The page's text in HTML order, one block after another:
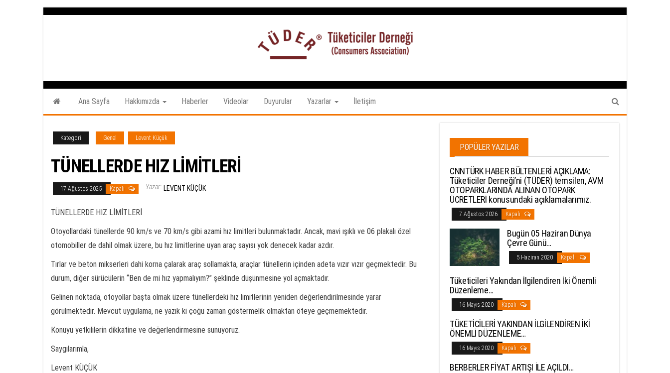
İçeriğe
Tüketiciler
Derneği
tuketicilerdernegi.org.tr
Ana Sayfa Hakkımızda Haberler Videolar Duyurular Yazarlar İletişim
Kategori Genel Levent Küçük
TÜNELLERDE HIZ LİMİTLERİ
17 Ağustos 2025 Kapalı Yazar: LEVENT KÜÇÜK
TÜNELLERDE HIZ LİMİTLERİ
Otoyollardaki tünellerde 90 km/s ve 70 km/s gibi azami hız limitleri bulunmaktadır. Ancak, mavi ışıklı ve 06 plakalı özel
otomobiller de dahil olmak üzere, bu hız limitlerine uyan araç sayısı yok denecek kadar azdır.
Tırlar ve beton mikserleri dahi korna çalarak araç sollamakta, araçlar tünellerin içinden adeta vızır vızır geçmektedir. Bu
durum, diğer sürücülerin “Ben de mi hız yapmalıyım?” şeklinde düşünmesine yol açmaktadır.
Gelinen noktada, otoyollar başta olmak üzere tünellerdeki hız limitlerinin yeniden değerlendirilmesinde yarar
görülmektedir. Mevcut uygulama, ne yazık ki çoğu zaman göstermelik olmaktan öteye geçmemektedir.
Konuyu yetkililerin dikkatine ve değerlendirmesine sunuyoruz.
Saygılarımla,
Levent KÜÇÜK
POPÜLER YAZILAR
CNNTÜRK HABER BÜLTENLERİ AÇIKLAMA:
Tüketiciler Derneği’ni (TÜDER) temsilen, AVM
OTOPARKLARINDA ALINAN OTOPARK
ÜCRETLERİ konusundaki açıklamalarımız.
7 Ağustos 2026 Kapalı
Bugün 05 Haziran Dünya
Çevre Günü…
5 Haziran 2020 Kapalı
Tüketicileri Yakından İlgilendiren İki Önemli
Düzenleme…
16 Mayıs 2020 Kapalı
TÜKETİCİLERİ YAKINDAN İLGİLENDİREN İKİ
ÖNEMLİ DÜZENLEME…
16 Mayıs 2020 Kapalı
BERBERLER FİYAT ARTIŞI İLE AÇILDI…